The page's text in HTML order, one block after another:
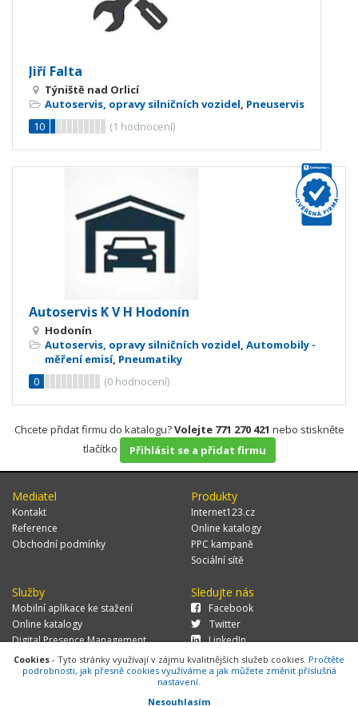
Jiří Falta
Týniště nad Orlicí
Autoservis, opravy silničních vozidel, Pneuservis
10
(1 hodnocení)
Autoservis K V H Hodonín
Hodonín
Autoservis, opravy silničních vozidel, Automobily -
měření emisí, Pneumatiky
0
(0 hodnocení)
Chcete přidat firmu do katalogu?Volejte 771 270 421 nebo stiskněte
tlačítko
Přihlásit se a přidat firmu
Mediatel
Kontakt
Reference
Obchodní podmínky
Produkty
Internet123.cz
Online katalogy
PPC kampaně
Sociální sítě
Služby
Mobilní aplikace ke stažení
Online katalogy
Digital Presence Management
Více zákazníků
Sledujte nás
Facebook
Twitter
LinkedIn
Cookies - Tyto stránky využívají v zájmu kvalitnějších služeb cookies. Pročtěte
podrobnosti, jak přesně cookies využíváme a jak můžete změnit příslušná
nastavení.
Nesouhlasím